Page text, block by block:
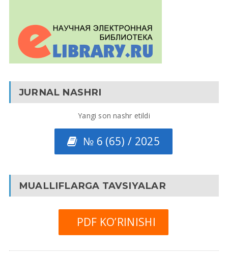
JURNAL NASHRI
Yangi son nashr etildi
№ 6 (65) / 2025
MUALLIFLARGA TAVSIYALAR
PDF KO’RINISHI